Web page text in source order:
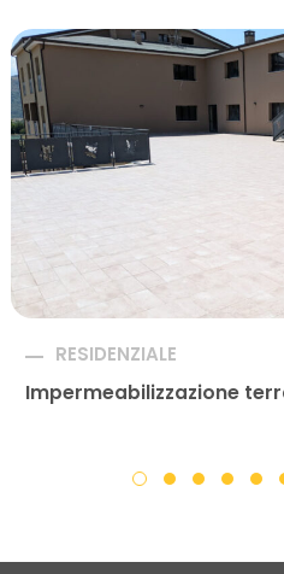
RESIDENZIALE
Impermeabilizzazione